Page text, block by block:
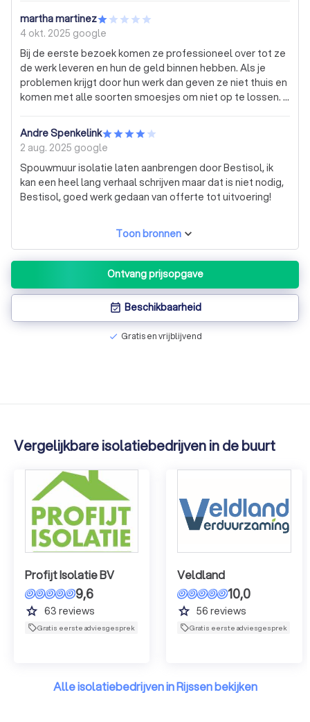
nodig hebben om te isoleren en het eind resultaat is
perfect.
martha martinez
4 okt. 2025 google
Bij de eerste bezoek komen ze professioneel over tot ze
de werk leveren en hun de geld binnen hebben. Als je
problemen krijgt door hun werk dan geven ze niet thuis en
komen met alle soorten smoesjes om niet op te lossen. Ik
gevel uit en trok de plafond omhoog. Zie foto’s als ik ze 0
sterren kon geven dan had ik het wel gedaan. GEEN
BETROUWBARE BEDRIJF!!!!
Andre Spenkelink
2 aug. 2025 google
Spouwmuur isolatie laten aanbrengen door Bestisol, ik
kan een heel lang verhaal schrijven maar dat is niet nodig,
Bestisol, goed werk gedaan van offerte tot uitvoering!
Toon bronnen
Ontvang prijsopgave
event_available Beschikbaarheid
check Gratis en vrijblijvend
Vergelijkbare isolatiebedrijven in de buurt
Profijt Isolatie BV
9,6
grade 63 reviews
Gratis eerste adviesgesprek
Veldland
10,0
grade 56 reviews
Gratis eerste adviesgesprek
Alle isolatiebedrijven in Rijssen bekijken